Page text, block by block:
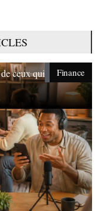
Finance
ceux qui vivent